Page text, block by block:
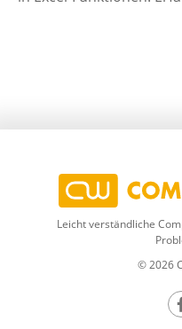
Leicht verständliche
© 2026